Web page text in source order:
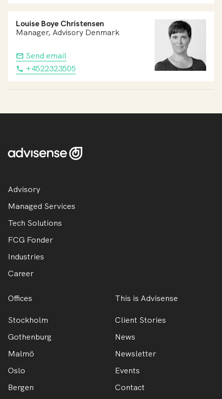
Louise Boye Christensen
Manager, Advisory Denmark
Send email
+4522323505
Advisory
Managed Services
Tech Solutions
FCG Fonder
Industries
Career
Offices
Stockholm
Gothenburg
Malmö
Oslo
Bergen
This is Advisense
Client Stories
News
Newsletter
Events
Contact